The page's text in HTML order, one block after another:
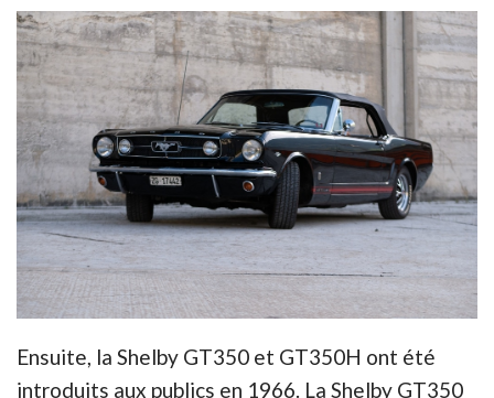
Ensuite, la Shelby GT350 et GT350H ont été
introduits aux publics en 1966. La Shelby GT350